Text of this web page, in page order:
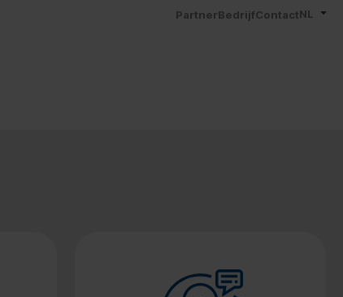
PartnerBedrijfContactNL